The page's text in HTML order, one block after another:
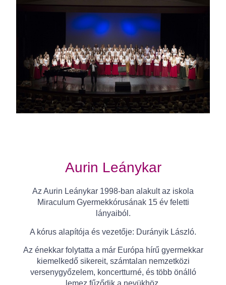
Aurin Leánykar
Az Aurin Leánykar 1998-ban alakult az iskola
Miraculum Gyermekkórusának 15 év feletti
lányaiból.
A kórus alapítója és vezetője: Durányik László.
Az énekkar folytatta a már Európa hírű gyermekkar
kiemelkedő sikereit, számtalan nemzetközi
versenygyőzelem, koncertturné, és több önálló
lemez fűződik a nevükhöz.